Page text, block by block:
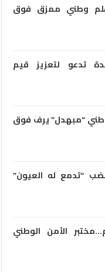
وطني ممزق فوق
تدعو لتعزيز قيم
“مبهدل” يرف فوق
“تدمع له العيون”
الأمن الوطني